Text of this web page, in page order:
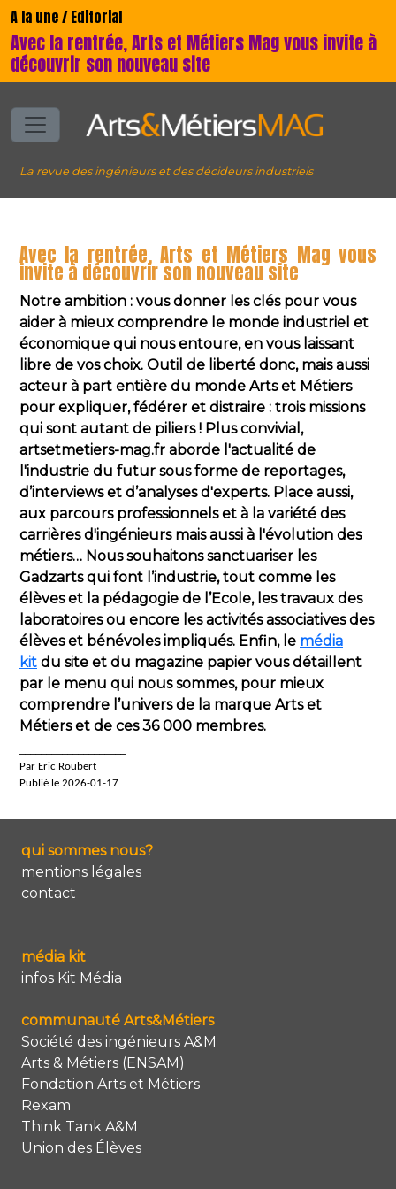
A la une / Editorial
Avec la rentrée, Arts et Métiers Mag vous invite à
découvrir son nouveau site
La revue des ingénieurs et des décideurs industriels
Avec la rentrée, Arts et Métiers Mag vous
invite à découvrir son nouveau site
Notre ambition : vous donner les clés pour vous
aider à mieux comprendre le monde industriel et
économique qui nous entoure, en vous laissant
libre de vos choix. Outil de liberté donc, mais aussi
acteur à part entière du monde Arts et Métiers
pour expliquer, fédérer et distraire : trois missions
qui sont autant de piliers ! Plus convivial,
artsetmetiers-mag.fr aborde l'actualité de
l'industrie du futur sous forme de reportages,
d’interviews et d’analyses d'experts. Place aussi,
aux parcours professionnels et à la variété des
carrières d'ingénieurs mais aussi à l'évolution des
métiers… Nous souhaitons sanctuariser les
Gadzarts qui font l’industrie, tout comme les
élèves et la pédagogie de l’Ecole, les travaux des
laboratoires ou encore les activités associatives des
élèves et bénévoles impliqués. Enfin, le média
kit du site et du magazine papier vous détaillent
par le menu qui nous sommes, pour mieux
comprendre l’univers de la marque Arts et
Métiers et de ces 36 000 membres.
Par Eric Roubert
Publié le 2026-01-17
qui sommes nous?
mentions légales
contact
média kit
infos Kit Média
communauté Arts&Métiers
Société des ingénieurs A&M
Arts & Métiers (ENSAM)
Fondation Arts et Métiers
Rexam
Think Tank A&M
Union des Élèves